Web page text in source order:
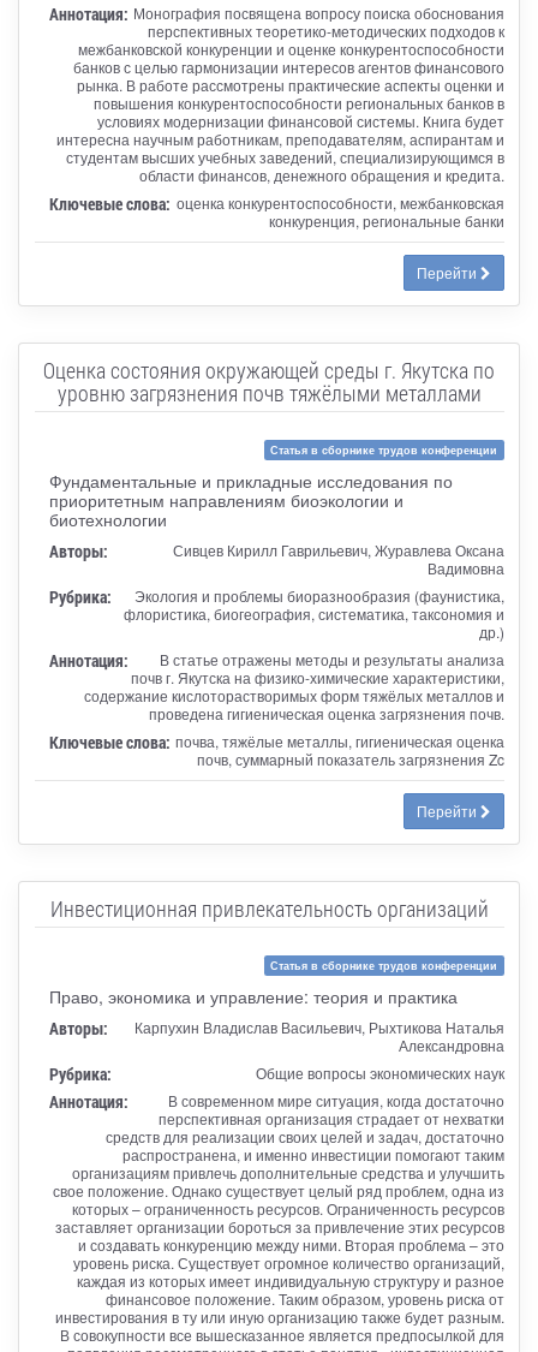
Аннотация: Монография посвящена вопросу поиска обоснования
перспективных теоретико-методических подходов к
межбанковской конкуренции и оценке конкурентоспособности
банков с целью гармонизации интересов агентов финансового
рынка. В работе рассмотрены практические аспекты оценки и
повышения конкурентоспособности региональных банков в
условиях модернизации финансовой системы. Книга будет
интересна научным работникам, преподавателям, аспирантам и
студентам высших учебных заведений, специализирующимся в
области финансов, денежного обращения и кредита.
Ключевые слова: оценка конкурентоспособности, межбанковская
конкуренция, региональные банки
Перейти
Оценка состояния окружающей среды г. Якутска по
уровню загрязнения почв тяжёлыми металлами
Статья в сборнике трудов конференции
Фундаментальные и прикладные исследования по
приоритетным направлениям биоэкологии и
биотехнологии
Авторы:
Сивцев Кирилл Гаврильевич, Журавлева Оксана
Вадимовна
Рубрика:
Экология и проблемы биоразнообразия (фаунистика,
флористика, биогеография, систематика, таксономия и
др.)
Аннотация:
В статье отражены методы и результаты анализа
почв г. Якутска на физико-химические характеристики,
содержание кислоторастворимых форм тяжёлых металлов и
проведена гигиеническая оценка загрязнения почв.
Ключевые слова: почва, тяжёлые металлы, гигиеническая оценка
почв, суммарный показатель загрязнения Zc
Перейти
Инвестиционная привлекательность организаций
Статья в сборнике трудов конференции
Право, экономика и управление: теория и практика
Авторы:
Карпухин Владислав Васильевич, Рыхтикова Наталья
Александровна
Рубрика: Общие вопросы экономических наук
Аннотация:
В современном мире ситуация, когда достаточно
перспективная организация страдает от нехватки
средств для реализации своих целей и задач, достаточно
распространена, и именно инвестиции помогают таким
организациям привлечь дополнительные средства и улучшить
свое положение. Однако существует целый ряд проблем, одна из
которых – ограниченность ресурсов. Ограниченность ресурсов
заставляет организации бороться за привлечение этих ресурсов
и создавать конкуренцию между ними. Вторая проблема – это
уровень риска. Существует огромное количество организаций,
каждая из которых имеет индивидуальную структуру и разное
финансовое положение. Таким образом, уровень риска от
инвестирования в ту или иную организацию также будет разным.
В совокупности все вышесказанное является предпосылкой для